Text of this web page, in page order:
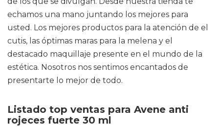
echamos una mano juntando los mejores para
usted. Los mejores productos para la atención de el
cutis, las óptimas maras para la melena y el
destacado maquillaje presente en el mundo de la
estética. Nosotros nos sentimos encantados de
presentarte lo mejor de todo.
Listado top ventas para Avene anti
rojeces fuerte 30 ml